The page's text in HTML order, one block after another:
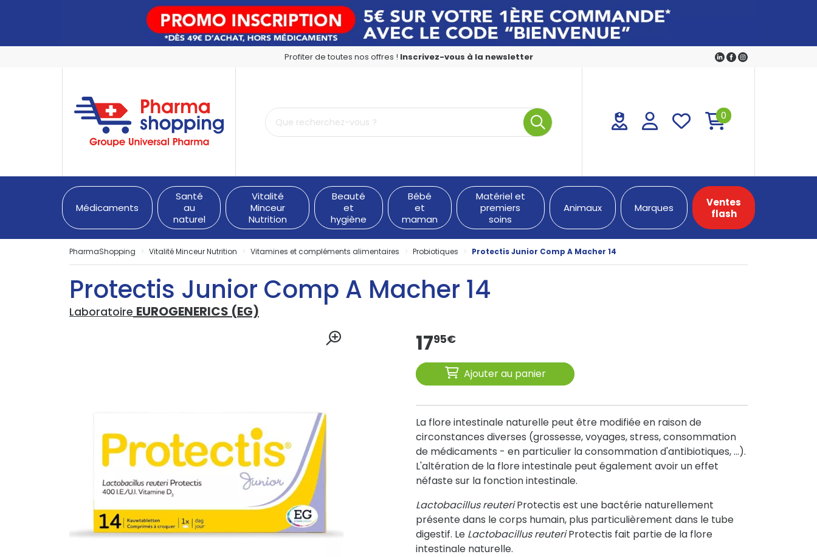
Profiter de toutes nos offres ! Inscrivez-vous à la newsletter
PharmaShopping Votre pharmacie en ligne à votre service
0
Médicaments
Santé
au
naturel
Vitalité
Minceur
Nutrition
Beauté
et
hygiène
Bébé
et
maman
Matériel et
premiers
soins
Animaux Marques
Ventes
flash
PharmaShopping Vitalité Minceur Nutrition Vitamines et compléments alimentaires Probiotiques Protectis Junior Comp A Macher 14
Protectis Junior Comp A Macher 14
Laboratoire EUROGENERICS (EG)
1795€
Ajouter au panier
La flore intestinale naturelle peut être modifiée en raison de
circonstances diverses (grossesse, voyages, stress, consommation
de médicaments - en particulier la consommation d'antibiotiques, ...).
L'altération de la flore intestinale peut également avoir un effet
néfaste sur la fonction intestinale.
Lactobacillus reuteriProtectis est une bactérie naturellement
présente dans le corps humain, plus particulièrement dans le tube
digestif. Le Lactobacillus reuteriProtectis fait partie de la flore
intestinale naturelle.